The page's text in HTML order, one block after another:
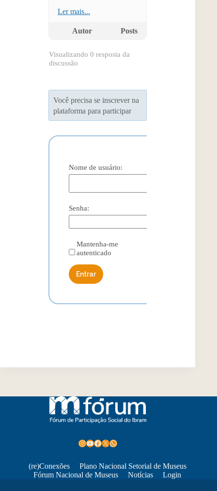
Ler mais...
Autor Posts
Visualizando 0 resposta da
discussão
Você precisa se inscrever na
plataforma para participar
Nome de usuário:
Senha:
Mantenha-me
autenticado
Entrar
Instagram
Youtube
Facebook
X WhatsApp
(re)Conexões
Plano Nacional Setorial de Museus
Fórum Nacional de Museus
Notícias Login